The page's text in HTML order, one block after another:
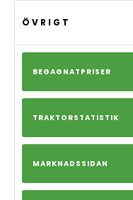
ÖVRIGT
BEGAGNATPRISER
TRAKTORSTATISTIK
MARKNADSSIDAN